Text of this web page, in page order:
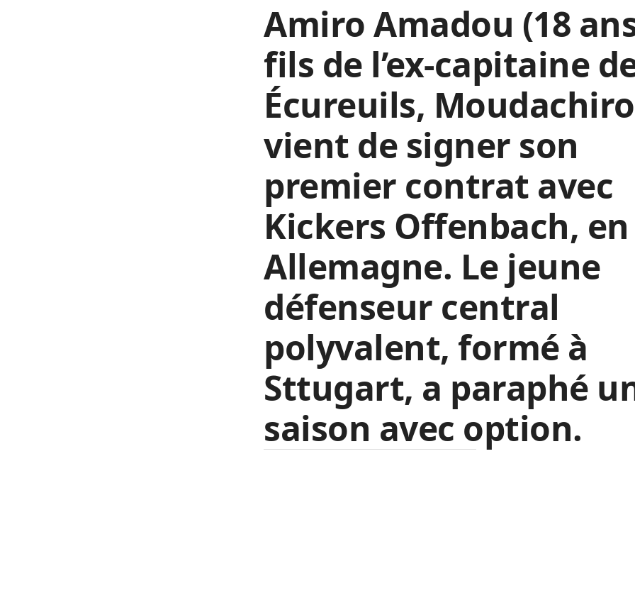
Amiro Amadou (18
fils de l’ex-capitaine
Écureuils,
vient de signer son
premier contrat avec
Kickers Offenbach, en
Allemagne. Le jeune
défenseur central
polyvalent, formé à
Sttugart, a paraphé
saison avec option.